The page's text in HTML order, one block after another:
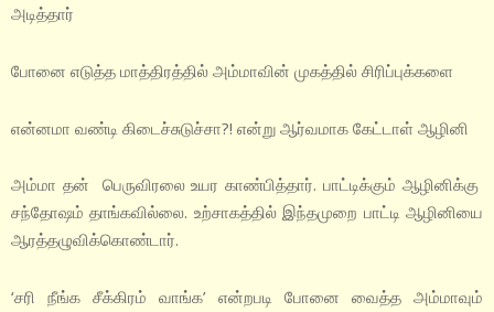
அடித்தார்
போனை எடுத்த மாத்திரத்தில் அம்மாவின் முகத்தில் சிரிப்புக்களை
என்னமா வண்டி கிடைச்சுடுச்சா?! என்று ஆர்வமாக கேட்டாள் ஆழினி
அம்மா தன் பெருவிரலை உயர காண்பித்தார். பாட்டிக்கும் ஆழினிக்கு
சந்தோஷம் தாங்கவில்லை. உற்சாகத்தில் இந்தமுறை பாட்டி ஆழினியை
ஆரத்தழுவிக்கொண்டார்.
‘சரி நீங்க சீக்கிரம் வாங்க’ என்றபடி போனை வைத்த அம்மாவும்